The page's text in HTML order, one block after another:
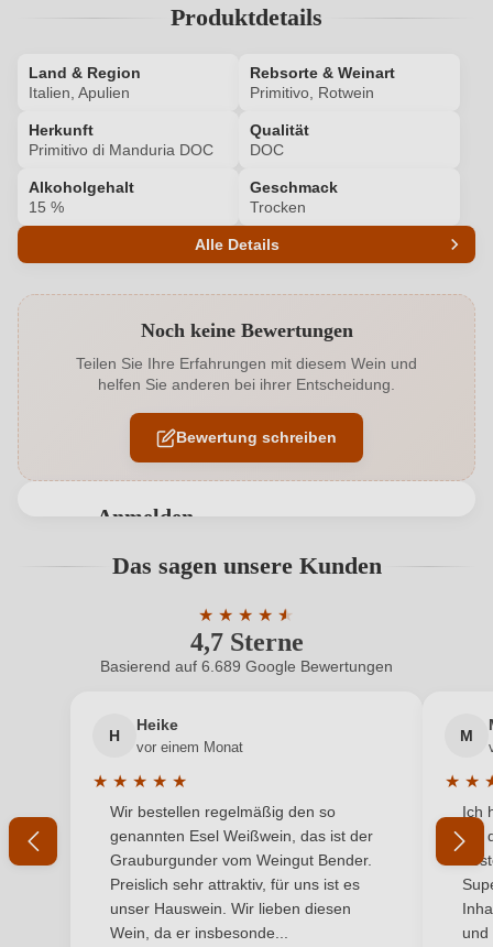
Produktdetails
Land & Region
Italien, Apulien
Rebsorte & Weinart
Primitivo, Rotwein
Herkunft
Primitivo di Manduria DOC
Qualität
DOC
Alkoholgehalt
15 %
Geschmack
Trocken
Alle Details
Alkoholgehalt in % 15 %
Allergene Enthält Sulfite
Geographische Angabe Primitivo di Manduria DOC
83035 Grottaminarda, Italien
Qualität DOC
Rebsorte Primitivo
Apulien
Noch keine Bewertungen
Teilen Sie Ihre Erfahrungen mit diesem Wein und
helfen Sie anderen bei ihrer Entscheidung.
Bewertung schreiben
Anmelden
Benutzern abgegeben werden. Bitte loggen Sie sich
Neuer Kunde? Neuer Kunde?
Ihre E-Mail-Adresse
Ihr Passwort
Ich habe mein Passwort vergessen
Das sagen unsere Kunden
4,7 Sterne
★ ★ ★ ★ ★
★
Durchschnittliche Bewertung von 4.7
Basierend auf 6.689 Google Bewertungen
H
Heike
vor einem Monat
★ ★ ★ ★ ★
Durchschnittliche Bewertung von 5 von 5 Sternen
Wir bestellen regelmäßig den so
genannten Esel Weißwein, das ist der
Grauburgunder vom Weingut Bender.
Preislich sehr attraktiv, für uns ist es
unser Hauswein. Wir lieben diesen
Wein, da er insbesonde...
M
★ ★
Ich
mit
und